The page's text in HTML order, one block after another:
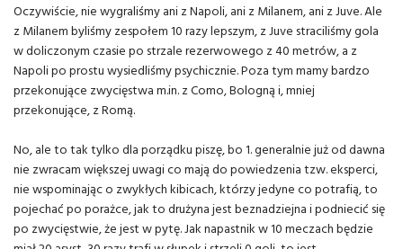
Oczywiście, nie wygraliśmy ani z Napoli, ani z Milanem, ani z Juve. Ale
z Milanem byliśmy zespołem 10 razy lepszym, z Juve straciliśmy gola
w doliczonym czasie po strzale rezerwowego z 40 metrów, a z
Napoli po prostu wysiedliśmy psychicznie. Poza tym mamy bardzo
przekonujące zwycięstwa m.in. z Como, Bologną i, mniej
przekonujące, z Romą.
No, ale to tak tylko dla porządku piszę, bo 1. generalnie już od dawna
nie zwracam większej uwagi co mają do powiedzenia tzw. eksperci,
nie wspominając o zwykłych kibicach, którzy jedyne co potrafią, to
pojechać po porażce, jak to drużyna jest beznadziejna i podniecić się
po zwycięstwie, że jest w pytę. Jak napastnik w 10 meczach będzie